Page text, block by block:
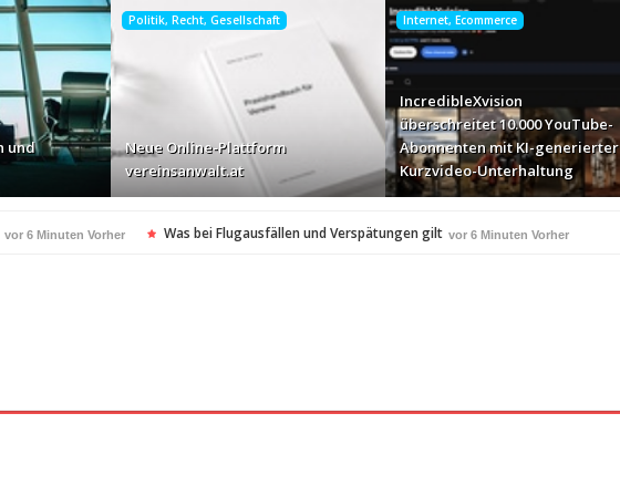
und
Politik, Recht, Gesellschaft
Neue Online-Plattform
vereinsanwalt.at
Internet, Ecommerce
IncredibleXvision
überschreitet 10.000 YouTube-
Abonnenten mit KI-generierter
Kurzvideo-Unterhaltung
vor 6 Minuten Vorher Was bei Flugausfällen und Verspätungen gilt vor 6 Minuten Vorher
wird
Insolvenzantrag – Ihre Rechte als Anleger